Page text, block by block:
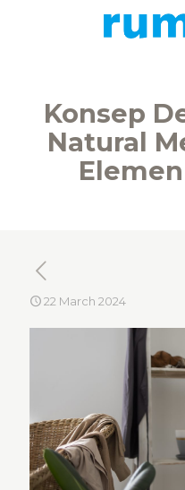
Konsep
Natural
22 March 2024